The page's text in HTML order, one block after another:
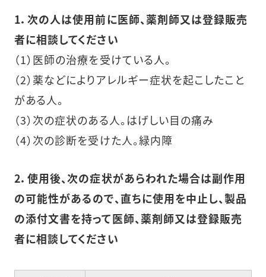
1．次の人は使用前に医師、薬剤師又は登録販売
者に相談してください
（1）医師の治療を受けている人。
（2）薬などによりアレルギー症状を起こしたこと
がある人。
（3）次の症状のある人。はげしい目の痛み
（4）次の診断を受けた人。緑内障
2．使用後、次の症状があらわれた場合は副作用
の可能性があるので、直ちに使用を中止し、製品
の添付文書を持って医師、薬剤師又は登録販売
者に相談してください